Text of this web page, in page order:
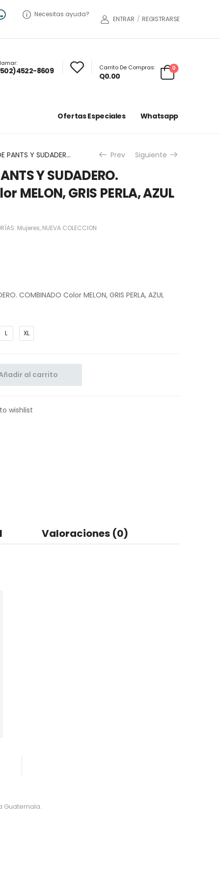
Necesitas ayuda?
ENTRAR / REGISTRARSE
8609 Carrito De Compras:
Q0.00
0
Ofertas Especiales Whatsapp
CONJUNTO DE PANTS Y SUDADERO. COMBINADO Color MELON, GRIS PERLA, AZUL MARINO Prev Siguiente
Y SUDADERO.
MELON, GRIS PERLA, AZUL
Mujeres, NUEVA COLECCION
COMBINADO Color MELON, GRIS PERLA, AZUL
L XL
al carrito
wishlist
Valoraciones (0)
Guatemala.